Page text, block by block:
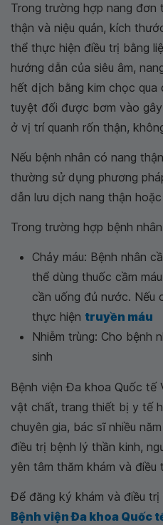
Trong trường hợp nang đơn
thận và niệu quản, kích
thể thực hiện điều trị bằng
hướng dẫn của siêu âm,
hết dịch bằng kim chọc
tuyệt đối được bơm vào
ở vị trí quanh rốn thận,
Nếu bệnh nhân có nang
thường sử dụng phương
dẫn lưu dịch nang thận
Trong trường hợp bệnh
Chảy máu: Bệnh nhân
thể dùng thuốc cầm
cần uống đủ nước. Nếu
thực hiện truyền máu
Nhiễm trùng: Cho bệnh
sinh
Bệnh viện Đa khoa Quốc tế
vật chất, trang thiết bị y tế
chuyên gia, bác sĩ nhiều
điều trị bệnh lý thần kinh,
yên tâm thăm khám và điều
Để đăng ký khám và điều trị
Bệnh viện Đa khoa Quốc